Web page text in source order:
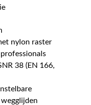
nylon raster
38 (EN 166,